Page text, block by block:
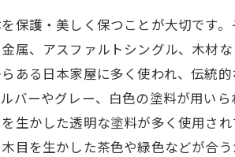
保護・美しく保つことが大切です
属、アスファルトシングル、木材
ある日本家屋に多く使われ、伝統
バーやグレー、白色の塗料が用い
生かした透明な塗料が多く使用さ
目を生かした茶色や緑色などが合